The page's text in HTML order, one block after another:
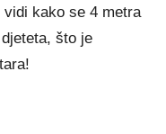
kako se 4 metra
što je